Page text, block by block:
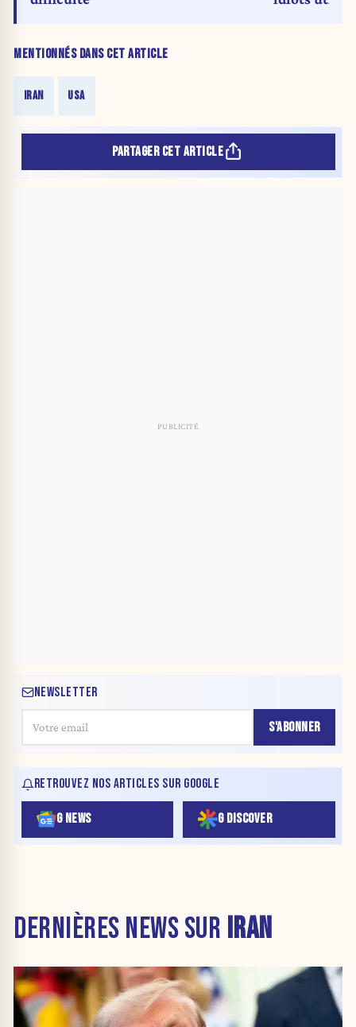
MENTIONNÉS DANS CET ARTICLE
IRAN USA
PARTAGER CET ARTICLE
NEWSLETTER
S'ABONNER
RETROUVEZ NOS ARTICLES SUR GOOGLE
G NEWS G DISCOVER
DERNIÈRES NEWS SUR IRAN